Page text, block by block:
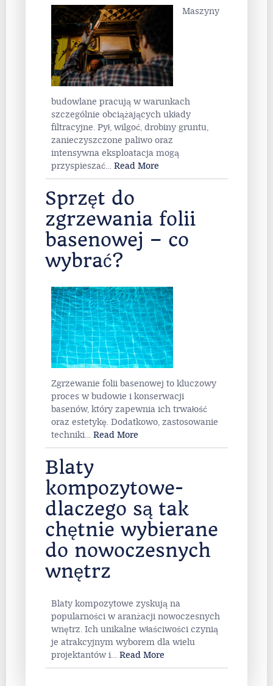
Maszyny
budowlane pracują w warunkach
szczególnie obciążających układy
filtracyjne. Pył, wilgoć, drobiny gruntu,
zanieczyszczone paliwo oraz
intensywna eksploatacja mogą
przyspieszać… Read More
Sprzęt do
zgrzewania folii
basenowej – co
wybrać?
Zgrzewanie folii basenowej to kluczowy
proces w budowie i konserwacji
basenów, który zapewnia ich trwałość
oraz estetykę. Dodatkowo, zastosowanie
techniki… Read More
Blaty
kompozytowe-
dlaczego są tak
chętnie wybierane
do nowoczesnych
wnętrz
Blaty kompozytowe zyskują na
popularności w aranżacji nowoczesnych
wnętrz. Ich unikalne właściwości czynią
je atrakcyjnym wyborem dla wielu
projektantów i… Read More